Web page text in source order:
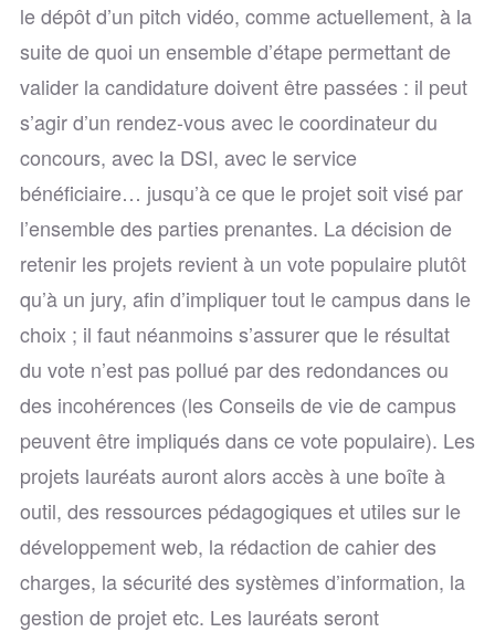
le dépôt d’un pitch vidéo, comme actuellement, à la
suite de quoi un ensemble d’étape permettant de
valider la candidature doivent être passées : il peut
s’agir d’un rendez-vous avec le coordinateur du
concours, avec la DSI, avec le service
bénéficiaire… jusqu’à ce que le projet soit visé par
l’ensemble des parties prenantes. La décision de
retenir les projets revient à un vote populaire plutôt
qu’à un jury, afin d’impliquer tout le campus dans le
choix ; il faut néanmoins s’assurer que le résultat
du vote n’est pas pollué par des redondances ou
des incohérences (les Conseils de vie de campus
peuvent être impliqués dans ce vote populaire). Les
projets lauréats auront alors accès à une boîte à
outil, des ressources pédagogiques et utiles sur le
développement web, la rédaction de cahier des
charges, la sécurité des systèmes d’information, la
gestion de projet etc. Les lauréats seront